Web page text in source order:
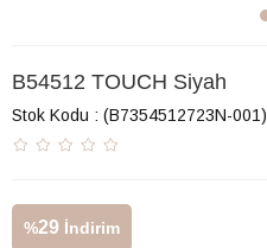
B54512 TOUCH Siyah
Stok Kodu (B7354512723N-001)
%29 İndirim